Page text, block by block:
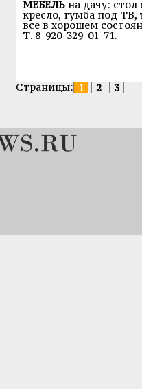
МЕБЕЛЬ на дачу:
кресло, тумба под ТВ,
все в хорошем
Т. 8-920-329-01-71.
Страницы: 1 2 3